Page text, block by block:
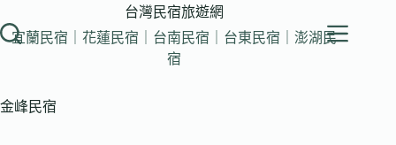
至
內
容
台灣民宿旅遊網
宜蘭民宿｜花蓮民宿｜台南民宿｜台東民宿｜澎湖民
宿
金峰民宿